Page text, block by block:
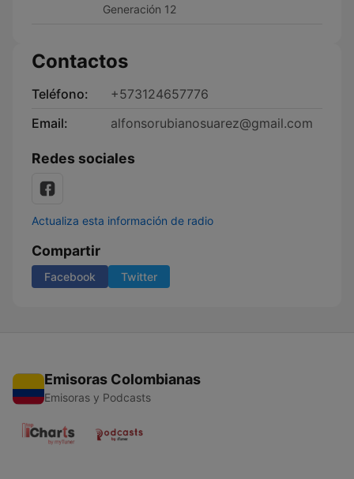
Generación 12
Contactos
Teléfono:
+573124657776
Email:
alfonsorubianosuarez@gmail.com
Redes sociales
Actualiza esta información de radio
Compartir
Facebook Twitter
Emisoras Colombianas
Emisoras y Podcasts